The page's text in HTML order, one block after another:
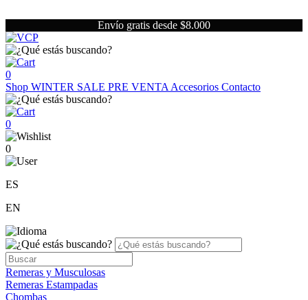
Envío gratis desde $8.000
0
Shop WINTER SALE PRE VENTA Accesorios Contacto
0
0
ES
EN
Remeras y Musculosas
Remeras Estampadas
Chombas